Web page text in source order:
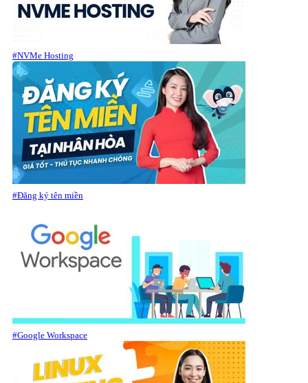
#NVMe Hosting
#Đăng ký tên miền
#Google Workspace